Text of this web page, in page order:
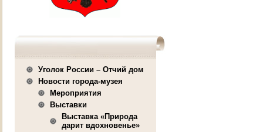
Уголок России – Отчий дом
Новости города-музея
Мероприятия
Выставки
Выставка «Природа
дарит вдохновенье»